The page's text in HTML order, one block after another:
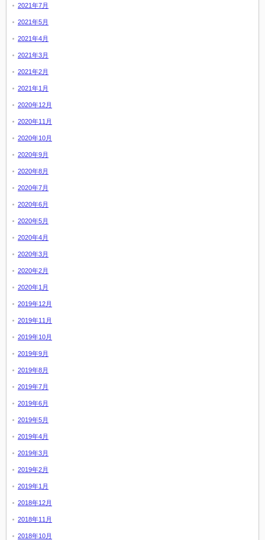
2021年7月
2021年5月
2021年4月
2021年3月
2021年2月
2021年1月
2020年12月
2020年11月
2020年10月
2020年9月
2020年8月
2020年7月
2020年6月
2020年5月
2020年4月
2020年3月
2020年2月
2020年1月
2019年12月
2019年11月
2019年10月
2019年9月
2019年8月
2019年7月
2019年6月
2019年5月
2019年4月
2019年3月
2019年2月
2019年1月
2018年12月
2018年11月
2018年10月